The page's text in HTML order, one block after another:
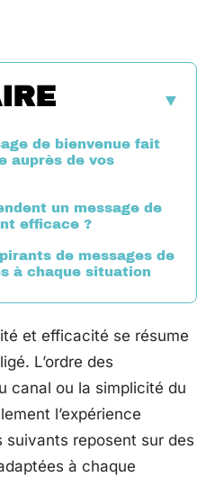
de bienvenue fait
auprès de vos
un message de
efficace ?
de messages de
à chaque situation
et efficacité se résume
L’ordre des
canal ou la simplicité du
l’expérience
suivants reposent sur des
à chaque